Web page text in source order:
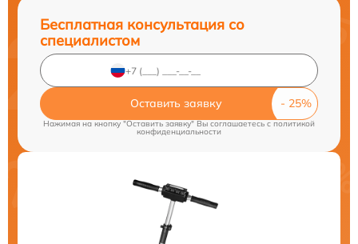
Бесплатная консультация со
специалистом
Оставить заявку
Нажимая на кнопку "Оставить заявку" Вы соглашаетесь cполитикой
конфиденциальности